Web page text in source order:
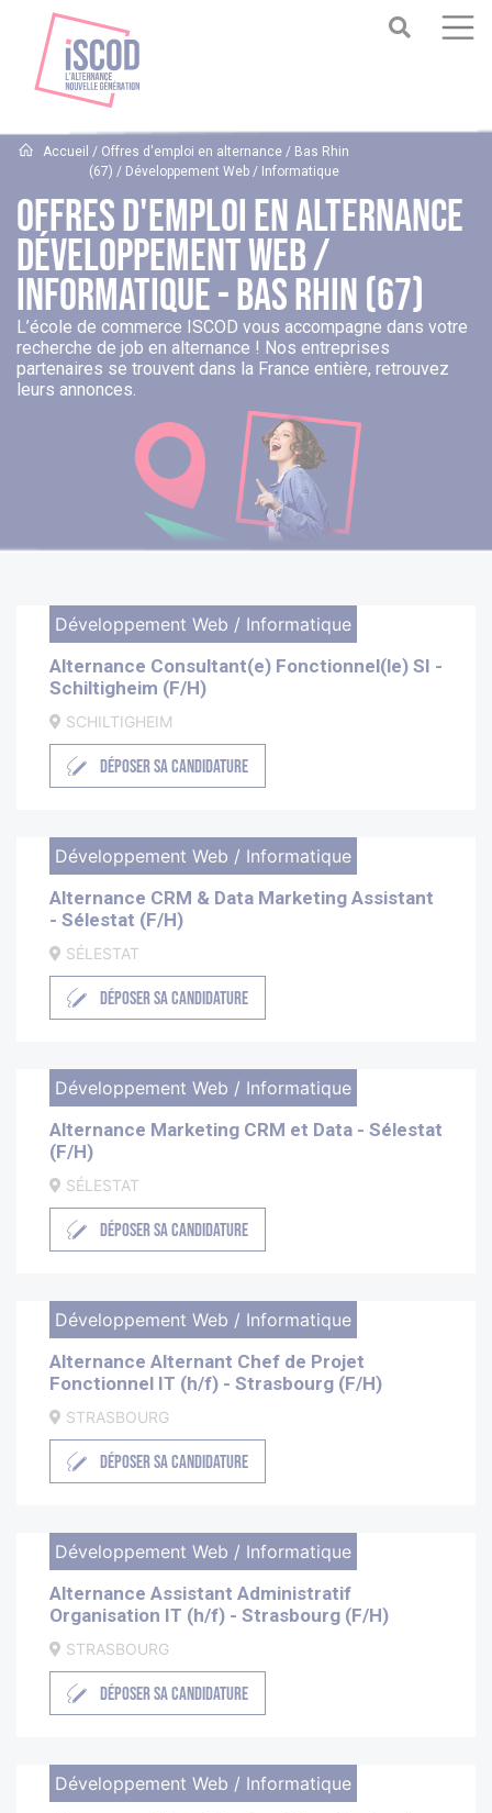
Accueil / Offres d'emploi en alternance / Bas Rhin
(67) / Développement Web / Informatique
Offres D'emploi En Alternance
Développement Web /
Informatique - Bas Rhin (67)
L’école de commerce ISCOD vous accompagne dans votre
recherche de job en alternance ! Nos entreprises
partenaires se trouvent dans la France entière, retrouvez
leurs annonces.
Développement Web / Informatique
Alternance Consultant(e) Fonctionnel(le) SI -
Schiltigheim (F/H)
SCHILTIGHEIM
DÉPOSER SA CANDIDATURE
Développement Web / Informatique
Alternance CRM & Data Marketing Assistant
- Sélestat (F/H)
SÉLESTAT
DÉPOSER SA CANDIDATURE
Développement Web / Informatique
Alternance Marketing CRM et Data - Sélestat
(F/H)
SÉLESTAT
DÉPOSER SA CANDIDATURE
Développement Web / Informatique
Alternance Alternant Chef de Projet
Fonctionnel IT (h/f) - Strasbourg (F/H)
STRASBOURG
DÉPOSER SA CANDIDATURE
Développement Web / Informatique
Alternance Assistant Administratif
Organisation IT (h/f) - Strasbourg (F/H)
STRASBOURG
DÉPOSER SA CANDIDATURE
Développement Web / Informatique